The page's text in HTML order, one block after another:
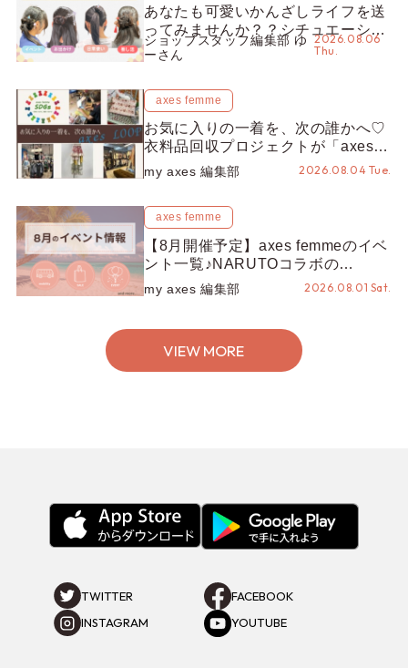
あなたも可愛いかんざしライフを送
ってみませんか？？シチュエーショ
ン別“かんざし”のオススメ【ショッ
プスタッフ編集部】
ショップスタッフ編集部 ゆ
ーさん
2026.08.06
Thu.
axes femme
お気に入りの一着を、次の誰かへ♡
衣料品回収プロジェクトが「axes
LOOP」にアップデート！活用する
とポイントが手に入る◎
my axes 編集部 2026.08.04 Tue.
axes femme
【8月開催予定】axes femmeのイベ
ント一覧♪NARUTOコラボの
REZEN POPUPから、プチYour
Stage.、ティーパーティまで！8月
my axes 編集部 2026.08.01 Sat.
VIEW MORE
TWITTER
FACEBOOK
INSTAGRAM
YOUTUBE